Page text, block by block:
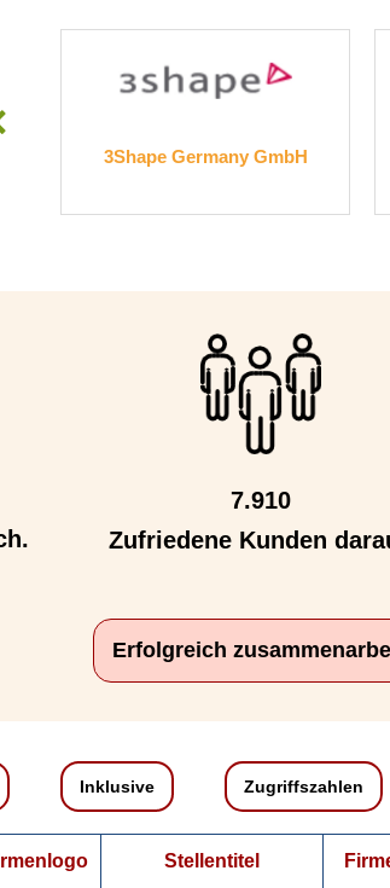
3Shape Germany GmbH
7.910
Zufriedene Kunden
Erfolgreich
Inklusive Zugriffszahlen
Stellentitel